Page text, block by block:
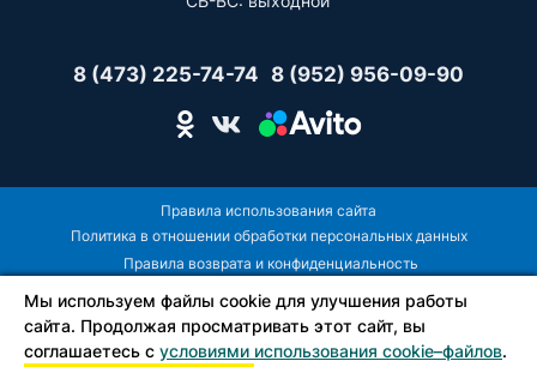
8 (473) 225-74-74 8 (952) 956-09-90
Правила использования сайта
Политика в отношении обработки персональных данных
Правила возврата и конфиденциальность
Мы используем файлы cookie для улучшения работы
сайта. Продолжая просматривать этот сайт, вы
соглашаетесь с условиями использования cookie–файлов.